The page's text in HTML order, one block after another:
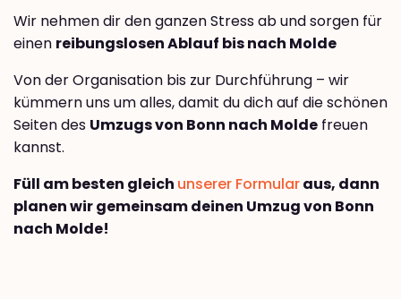
Wir nehmen dir den ganzen Stress ab und sorgen für
einen reibungslosen Ablauf bis nach Molde
Von der Organisation bis zur Durchführung – wir
kümmern uns um alles, damit du dich auf die schönen
Seiten des Umzugs von Bonn nach Molde freuen
kannst.
Füll am besten gleich unserer Formularaus, dann
planen wir gemeinsam deinen Umzug von Bonn
nach Molde!